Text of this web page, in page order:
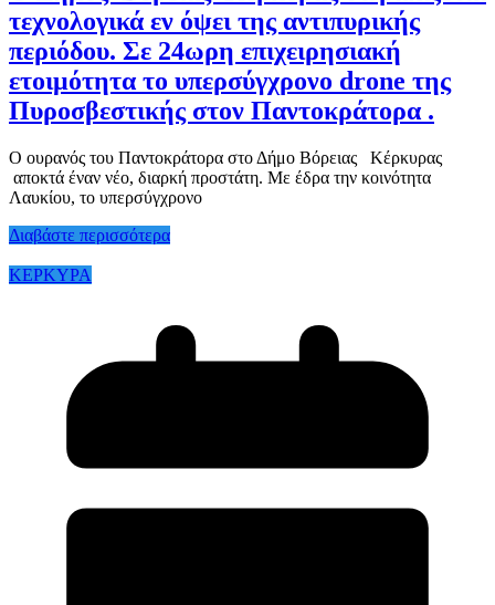
τεχνολογικά εν όψει της αντιπυρικής
περιόδου. Σε 24ωρη επιχειρησιακή
ετοιμότητα το υπερσύγχρονο drone της
Πυροσβεστικής στον Παντοκράτορα .
Ο ουρανός του Παντοκράτορα στο Δήμο Βόρειας Κέρκυρας
αποκτά έναν νέο, διαρκή προστάτη. Με έδρα την κοινότητα
Λαυκίου, το υπερσύγχρονο
Διαβάστε περισσότερα
ΚΕΡΚΥΡΑ